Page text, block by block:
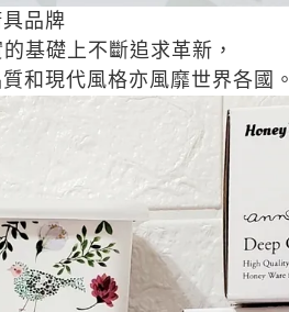
品牌
基礎上不斷追求革新，
和現代風格亦風靡世界各國。